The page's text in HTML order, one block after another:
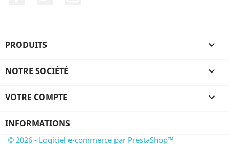
PRODUITS 
NOTRE SOCIÉTÉ 
VOTRE COMPTE 
INFORMATIONS
© 2026 - Logiciel e-commerce par PrestaShop™